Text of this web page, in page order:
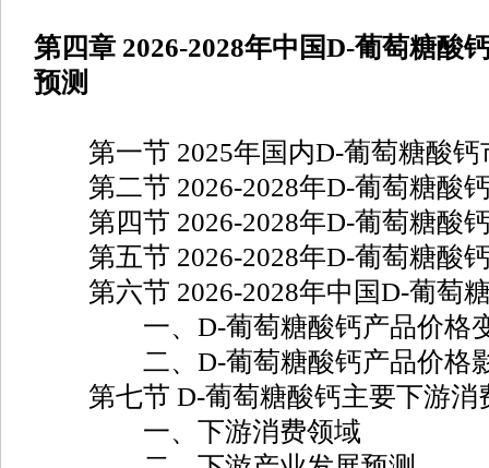
第四章 2026-2028年中国D-葡萄糖酸
预测
第一节 2025年国内D-葡萄糖酸钙
第二节 2026-2028年D-葡萄糖酸
第四节 2026-2028年D-葡萄糖酸
第五节 2026-2028年D-葡萄糖酸
第六节 2026-2028年中国D-葡萄
一、D-葡萄糖酸钙产品价格变
二、D-葡萄糖酸钙产品价格影
第七节 D-葡萄糖酸钙主要下游消
一、下游消费领域